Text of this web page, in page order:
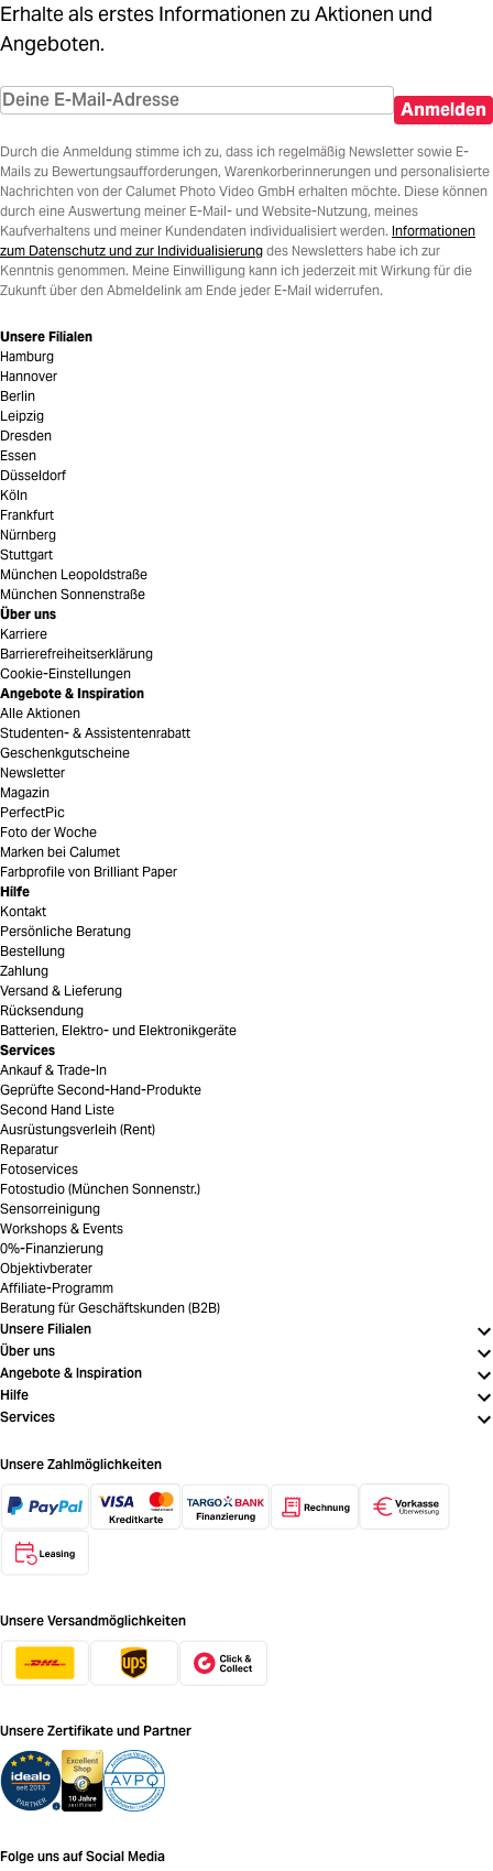
Erhalte als erstes Informationen zu Aktionen und
Angeboten.
Anmelden
Durch die Anmeldung stimme ich zu, dass ich regelmäßig Newsletter sowie E-
Mails zu Bewertungsaufforderungen, Warenkorberinnerungen und personalisierte
Nachrichten von der Calumet Photo Video GmbH erhalten möchte. Diese können
durch eine Auswertung meiner E-Mail- und Website-Nutzung, meines
Kaufverhaltens und meiner Kundendaten individualisiert werden. Informationen
zum Datenschutz und zur Individualisierung des Newsletters habe ich zur
Kenntnis genommen. Meine Einwilligung kann ich jederzeit mit Wirkung für die
Zukunft über den Abmeldelink am Ende jeder E-Mail widerrufen.
Unsere Filialen
Hamburg
Hannover
Berlin
Leipzig
Dresden
Essen
Düsseldorf
Köln
Frankfurt
Nürnberg
Stuttgart
München Leopoldstraße
München Sonnenstraße
Über uns
Karriere
Barrierefreiheitserklärung
Cookie-Einstellungen
Angebote & Inspiration
Alle Aktionen
Studenten- & Assistentenrabatt
Geschenkgutscheine
Newsletter
Magazin
PerfectPic
Foto der Woche
Marken bei Calumet
Farbprofile von Brilliant Paper
Hilfe
Kontakt
Persönliche Beratung
Bestellung
Zahlung
Versand & Lieferung
Rücksendung
Batterien, Elektro- und Elektronikgeräte
Services
Ankauf & Trade-In
Geprüfte Second-Hand-Produkte
Second Hand Liste
Ausrüstungsverleih (Rent)
Reparatur
Fotoservices
Fotostudio (München Sonnenstr.)
Sensorreinigung
Workshops & Events
0%-Finanzierung
Objektivberater
Affiliate-Programm
Beratung für Geschäftskunden (B2B)
Unsere Filialen
Über uns
Angebote & Inspiration
Hilfe
Services
Unsere Zahlmöglichkeiten
Unsere Versandmöglichkeiten
Unsere Zertifikate und Partner
Folge uns auf Social Media